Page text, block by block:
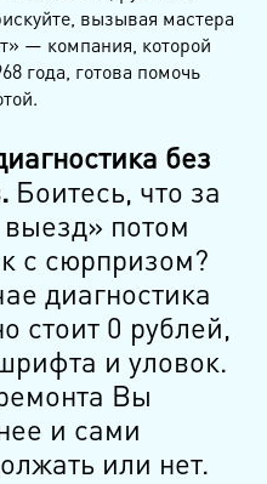
вызывая мастера
— компания, которой
года, готова помочь
без
Боитесь, что за
потом
с сюрпризом?
диагностика
стоит 0 рублей,
и уловок.
Вы
и сами
или нет.